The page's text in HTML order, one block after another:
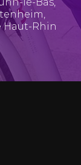
,
Haut-Rhin